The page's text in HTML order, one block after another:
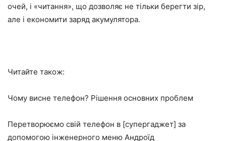
очей, і «читання», що дозволяє не тільки берегти зір,
але і економити заряд акумулятора.
Читайте також:
Чому висне телефон? Рішення основних проблем
Перетворюємо свій телефон в [супергаджет] за
допомогою інженерного меню Андроїд